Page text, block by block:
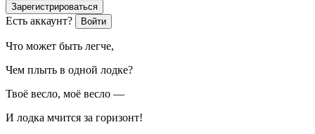
Зарегистрироваться
Есть аккаунт? Войти
Что может быть легче,
Чем плыть в одной лодке?
Твоё весло, моё весло —
И лодка мчится за горизонт!